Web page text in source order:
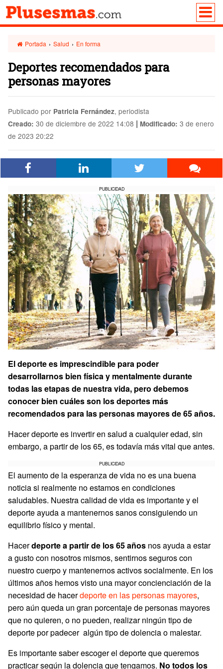
Portada › Salud › En forma
Deportes recomendados para
personas mayores
Publicado por Patricia Fernández, periodista
Creado: 30 de diciembre de 2022 14:08 | Modificado: 3 de enero
de 2023 20:22
PUBLICIDAD
El deporte es imprescindible para poder
desarrollarnos bien física y mentalmente durante
todas las etapas de nuestra vida, pero debemos
conocer bien cuáles son los deportes más
recomendados para las personas mayores de 65 años.
Hacer deporte es invertir en salud a cualquier edad, sin
embargo, a partir de los 65, es todavía más vital que antes.
PUBLICIDAD
El aumento de la esperanza de vida no es una buena
noticia si realmente no estamos en condiciones
saludables. Nuestra calidad de vida es importante y el
deporte ayuda a mantenernos sanos consiguiendo un
equilibrio físico y mental.
Hacerdeporte a partir de los 65 años nos ayuda a estar
a gusto con nosotros mismos, sentirnos seguros con
nuestro cuerpo y mantenernos activos socialmente. En los
últimos años hemos visto una mayor concienciación de la
necesidad de hacerdeporte en las personas mayores,
pero aún queda un gran porcentaje de personas mayores
que no quieren, o no pueden, realizar ningún tipo de
deporte por padecer algún tipo de dolencia o malestar.
Es importante saber escoger el deporte que queremos
practicar según la dolencia que tengamos. No todos los